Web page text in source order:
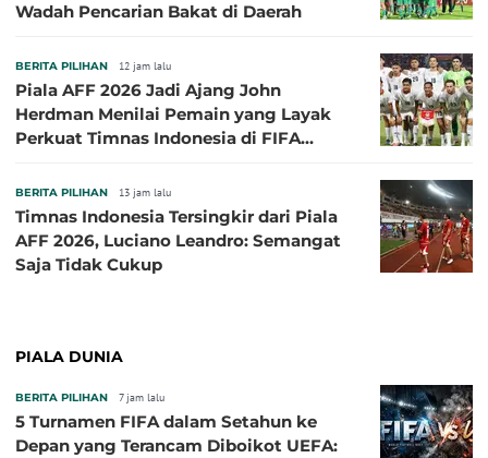
Wadah Pencarian Bakat di Daerah
BERITA PILIHAN 12 jam lalu
Piala AFF 2026 Jadi Ajang John
Herdman Menilai Pemain yang Layak
Perkuat Timnas Indonesia di FIFA
BERITA PILIHAN 13 jam lalu
Timnas Indonesia Tersingkir dari Piala
AFF 2026, Luciano Leandro: Semangat
Saja Tidak Cukup
PIALA DUNIA
BERITA PILIHAN 7 jam lalu
5 Turnamen FIFA dalam Setahun ke
Depan yang Terancam Diboikot UEFA: